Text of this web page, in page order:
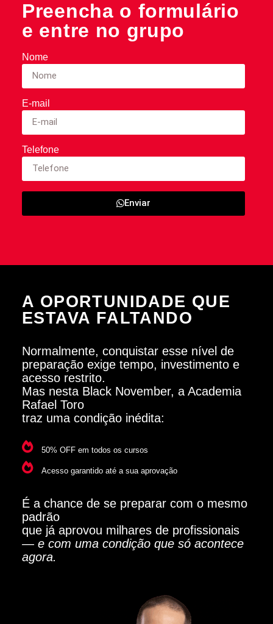
Preencha o formulário
e entre no grupo
Nome
E-mail
Telefone
Enviar
A OPORTUNIDADE QUE
ESTAVA FALTANDO
Normalmente, conquistar esse nível de
preparação exige tempo, investimento e
acesso restrito.
Mas nesta Black November, a Academia
Rafael Toro
traz uma condição inédita:
50% OFF em todos os cursos
Acesso garantido até a sua aprovação
É a chance de se preparar com o mesmo
padrão
que já aprovou milhares de profissionais
— e com uma condição que só acontece
agora.